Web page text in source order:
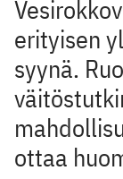
erityisen
syynä.
ottaa